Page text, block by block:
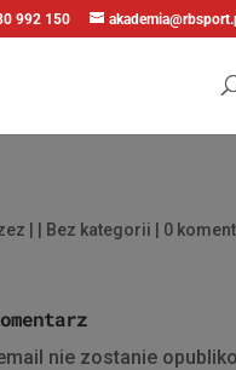
992 150
| Bez kategorii | 0
nie zostanie